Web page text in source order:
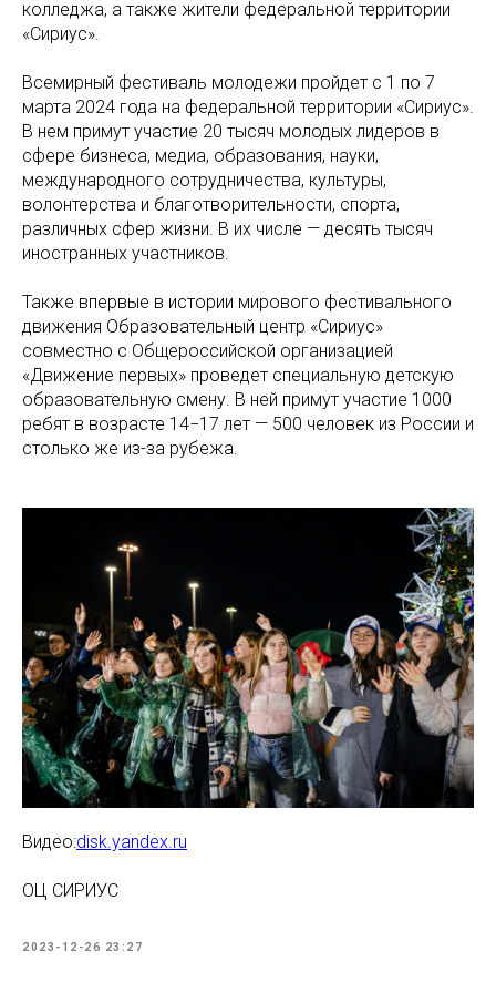
колледжа, а также жители федеральной территории
«Сириус».
Всемирный фестиваль молодежи пройдет с 1 по 7
марта 2024 года на федеральной территории «Сириус».
В нем примут участие 20 тысяч молодых лидеров в
сфере бизнеса, медиа, образования, науки,
международного сотрудничества, культуры,
волонтерства и благотворительности, спорта,
различных сфер жизни. В их числе — десять тысяч
иностранных участников.
Также впервые в истории мирового фестивального
движения Образовательный центр «Сириус»
совместно с Общероссийской организацией
«Движение первых» проведет специальную детскую
образовательную смену. В ней примут участие 1000
ребят в возрасте 14−17 лет — 500 человек из России и
столько же из-за рубежа.
Видео:disk.yandex.ru
ОЦ СИРИУС
2023-12-26 23:27